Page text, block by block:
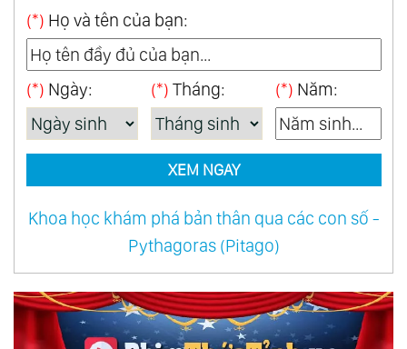
(*) Họ và tên của bạn:
(*) Ngày: (*) Tháng: (*) Năm:
XEM NGAY
Khoa học khám phá bản thân qua các con số -
Pythagoras (Pitago)